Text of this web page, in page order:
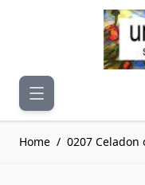
Ga naar de inhoud
Home / 0207